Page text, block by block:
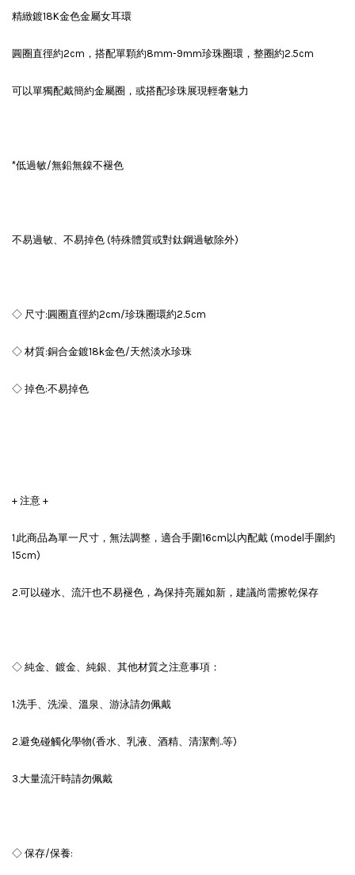
精緻鍍18K金色金屬女耳環
圓圈直徑約2cm，搭配單顆約8mm-9mm珍珠圈環，整圈約2.5cm
可以單獨配戴簡約金屬圈，或搭配珍珠展現輕奢魅力
*低過敏/無鉛無鎳不褪色
不易過敏、不易掉色 (特殊體質或對鈦鋼過敏除外)
◇ 尺寸:圓圈直徑約2cm/珍珠圈環約2.5cm
◇ 材質:銅合金鍍18k金色/天然淡水珍珠
◇ 掉色:不易掉色
+ 注意 +
1.此商品為單一尺寸，無法調整，適合手圍16cm以內配戴 (model手圍約
15cm)
2.可以碰水、流汗也不易褪色，為保持亮麗如新，建議尚需擦乾保存
◇ 純金、鍍金、純銀、其他材質之注意事項：
1.洗手、洗澡、溫泉、游泳請勿佩戴
2.避免碰觸化學物(香水、乳液、酒精、清潔劑..等)
3.大量流汗時請勿佩戴
◇ 保存/保養: